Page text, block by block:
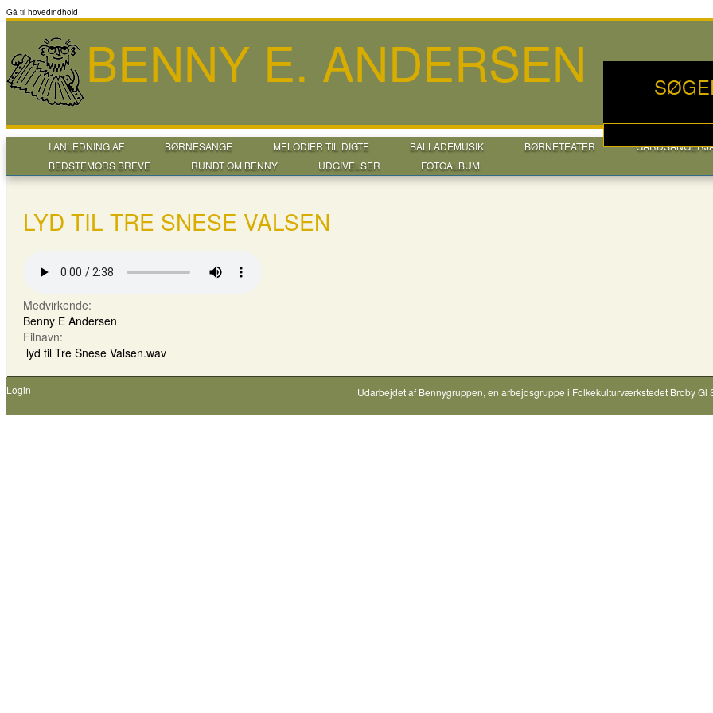
Gå til hovedindhold
BENNY E. ANDERSEN
I ANLEDNING AF BØRNESANGE MELODIER TIL DIGTE BALLADEMUSIK BØRNETEATER
BEDSTEMORS BREVE
RUNDT OM BENNY UDGIVELSER FOTOALBUM
LYD TIL TRE SNESE VALSEN
Medvirkende:
Benny E Andersen
Filnavn:
lyd til Tre Snese Valsen.wav
Login Udarbejdet af Bennygruppen, en arbejdsgruppe i Folkekulturværkstedet Broby Gl